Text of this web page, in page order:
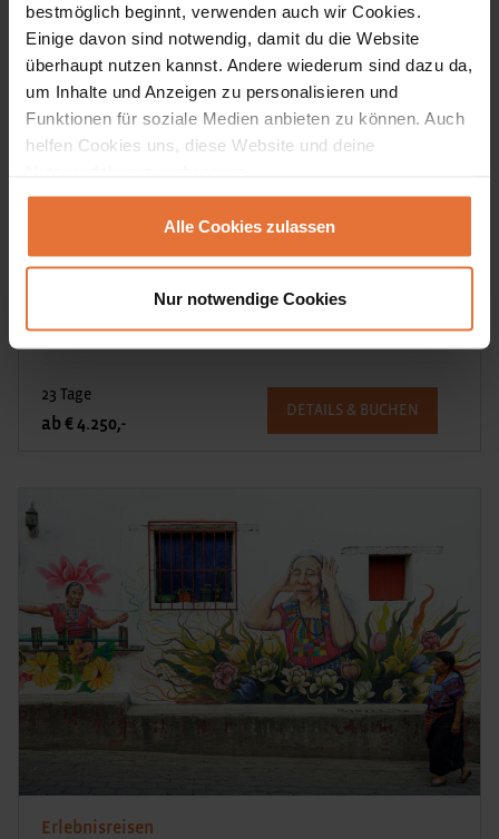
bestmöglich beginnt, verwenden auch wir Cookies.
Einige davon sind notwendig, damit du die Website
überhaupt nutzen kannst. Andere wiederum sind dazu da,
um Inhalte und Anzeigen zu personalisieren und
Funktionen für soziale Medien anbieten zu können. Auch
helfen Cookies uns, diese Website und deine
Alle Cookies zulassen
Nur notwendige Cookies
Erlebnisreisen
Drei unterschiedliche Länder Mittelamerikas erleben wir auf
Costa Rica, Nicaragua und Panama – die Schönheit dieser
23 Tage
ab € 4.250,-
DETAILS & BUCHEN
Erlebnisreisen